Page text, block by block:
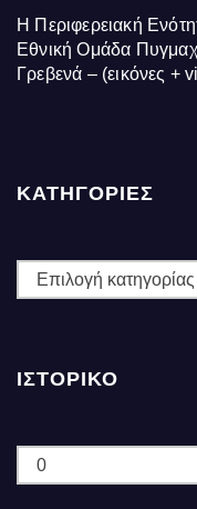
Η Περιφερειακή
Εθνική Ομάδα
Γρεβενά – (εικόνες +
ΚΑΤΗΓΟΡΙΕΣ
ΚΑΤΗΓΟΡΙΕΣ
ΙΣΤΟΡΙΚΌ
Ιστορικό